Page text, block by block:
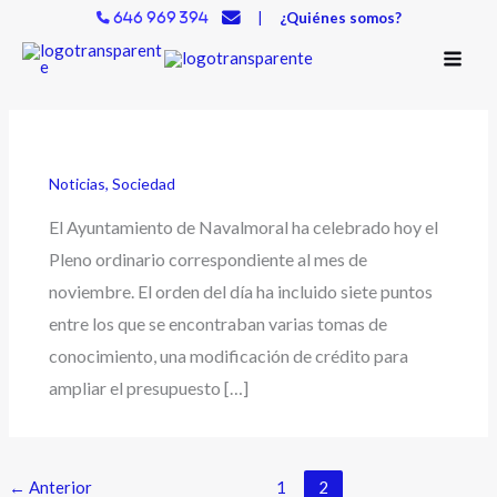
contenido
646 969 394 | ¿Quiénes somos?
Noticias,Sociedad
El Ayuntamiento de Navalmoral ha celebrado hoy el
Pleno ordinario correspondiente al mes de
noviembre. El orden del día ha incluido siete puntos
entre los que se encontraban varias tomas de
conocimiento, una modificación de crédito para
ampliar el presupuesto […]
← Anterior 1 2